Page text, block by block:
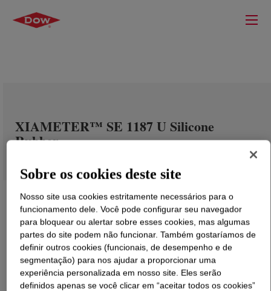
XIAMETER™ SE 1187 U Silicone
Rubber
Sobre os cookies deste site
Nosso site usa cookies estritamente necessários para o
funcionamento dele. Você pode configurar seu navegador
para bloquear ou alertar sobre esses cookies, mas algumas
partes do site podem não funcionar. Também gostaríamos de
definir outros cookies (funcionais, de desempenho e de
segmentação) para nos ajudar a proporcionar uma
experiência personalizada em nosso site. Eles serão
definidos apenas se você clicar em “aceitar todos os cookies”